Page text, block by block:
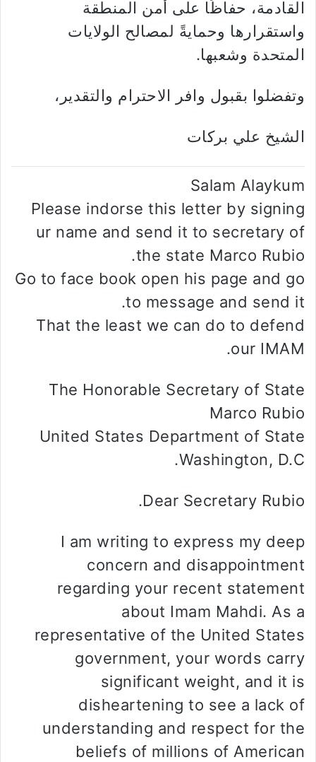
القادمة، حفاظًا على أمن المنطقة
واستقرارها وحمايةً لمصالح الولايات
المتحدة وشعبها.
وتفضلوا بقبول وافر الاحترام والتقدير،
الشيخ علي بركات
Salam Alaykum
Please indorse this letter by signing
ur name and send it to secretary of
the state Marco Rubio.
Go to face book open his page and go
to message and send it.
That the least we can do to defend
our IMAM.
The Honorable Secretary of State
Marco Rubio
United States Department of State
Washington, D.C.
Dear Secretary Rubio.
I am writing to express my deep
concern and disappointment
regarding your recent statement
about Imam Mahdi. As a
representative of the United States
government, your words carry
significant weight, and it is
disheartening to see a lack of
understanding and respect for the
beliefs of millions of American